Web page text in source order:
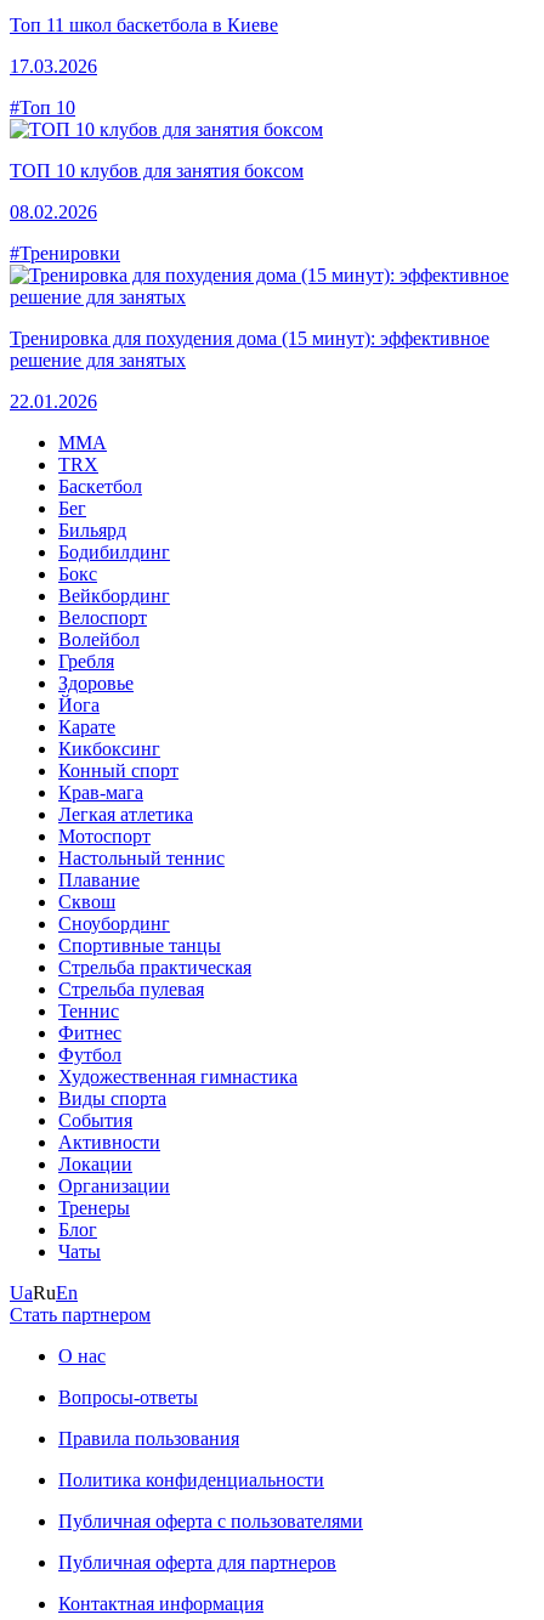
Топ 11 школ баскетбола в Киеве
17.03.2026
#Топ 10
ТОП 10 клубов для занятия боксом
08.02.2026
#Тренировки
Тренировка для похудения дома (15 минут): эффективное
решение для занятых
22.01.2026
MMA
TRX
Баскетбол
Бег
Бильярд
Бодибилдинг
Бокс
Вейкбординг
Велоспорт
Волейбол
Гребля
Здоровье
Йога
Карате
Кикбоксинг
Конный спорт
Крав-мага
Легкая атлетика
Мотоспорт
Настольный теннис
Плавание
Сквош
Сноубординг
Спортивные танцы
Стрельба практическая
Стрельба пулевая
Теннис
Фитнес
Футбол
Художественная гимнастика
Виды спорта
События
Активности
Локации
Организации
Тренеры
Блог
Чаты
UaRuEn
Стать партнером
О нас
Вопросы-ответы
Правила пользования
Политика конфиденциальности
Публичная оферта с пользователями
Публичная оферта для партнеров
Контактная информация